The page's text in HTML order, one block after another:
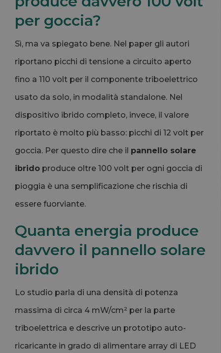
per goccia?
Sì, ma va spiegato bene. Nel paper gli autori
riportano picchi di tensione a circuito aperto
fino a 110 volt per il componente triboelettrico
usato da solo, in modalità standalone. Nel
dispositivo ibrido completo, invece, il valore
riportato è molto più basso: picchi di 12 volt per
goccia. Per questo dire che il pannello solare
ibrido produce oltre 100 volt per ogni goccia di
pioggia è una semplificazione che rischia di
essere fuorviante.
Quanta energia produce
davvero il pannello solare
ibrido
Lo studio parla di una densità di potenza
massima di circa 4 mW/cm² per la parte
triboelettrica e descrive un prototipo auto-
ricaricante in grado di alimentare array di LED